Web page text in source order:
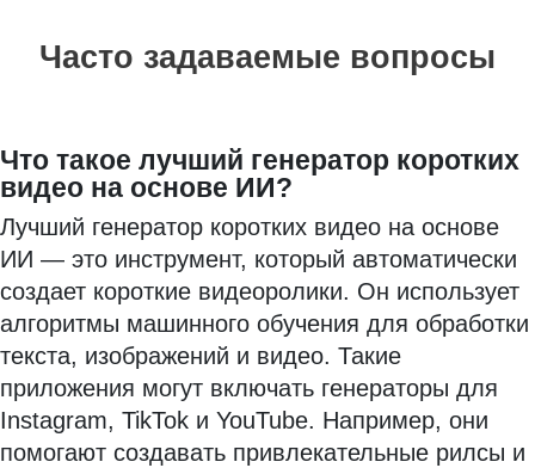
Часто задаваемые вопросы
Что такое лучший генератор коротких
видео на основе ИИ?
Лучший генератор коротких видео на основе
ИИ — это инструмент, который автоматически
создает короткие видеоролики. Он использует
алгоритмы машинного обучения для обработки
текста, изображений и видео. Такие
приложения могут включать генераторы для
Instagram, TikTok и YouTube. Например, они
помогают создавать привлекательные рилсы и